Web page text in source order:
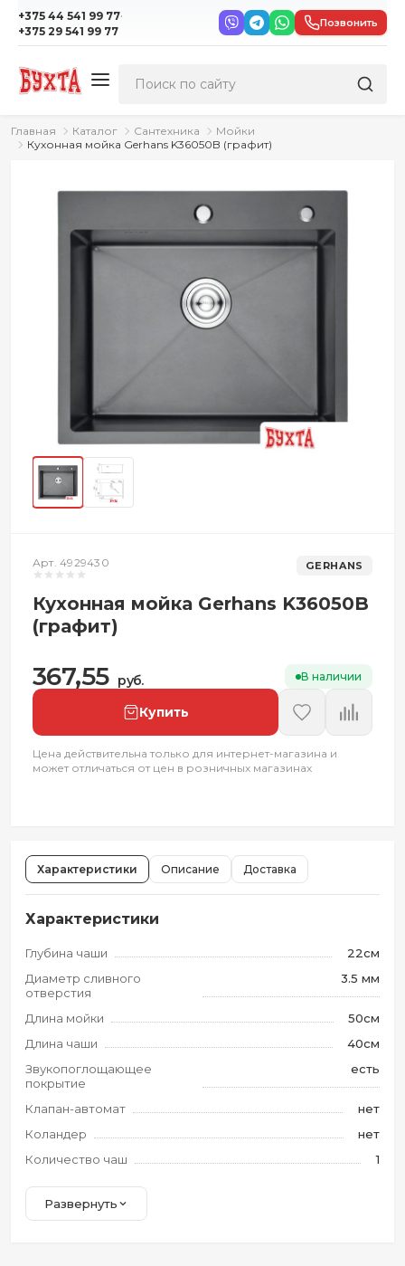
+375 44 541 99 77·
+375 29 541 99 77
Позвонить
Главная Каталог Сантехника
Мойки
Кухонная мойка Gerhans K36050B (графит)
Арт. 4929430 GERHANS
Кухонная мойка Gerhans K36050B
(графит)
367,55 руб. В наличии
Купить
Цена действительна только для интернет-магазина и
может отличаться от цен в розничных магазинах
Характеристики Описание Доставка
Характеристики
Глубина чаши
22см
Диаметр сливного
отверстия
3.5 мм
Длина мойки
50см
Длина чаши
40см
Звукопоглощающее
покрытие
есть
Клапан-автомат
нет
Коландер
нет
Количество чаш
1
Развернуть